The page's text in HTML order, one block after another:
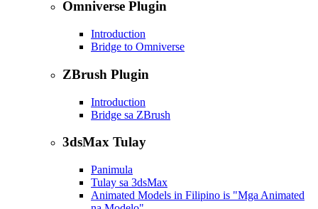
Omniverse Plugin
Introduction
Bridge to Omniverse
ZBrush Plugin
Introduction
Bridge sa ZBrush
3dsMax Tulay
Panimula
Tulay sa 3dsMax
Animated Models in Filipino is "Mga Animated